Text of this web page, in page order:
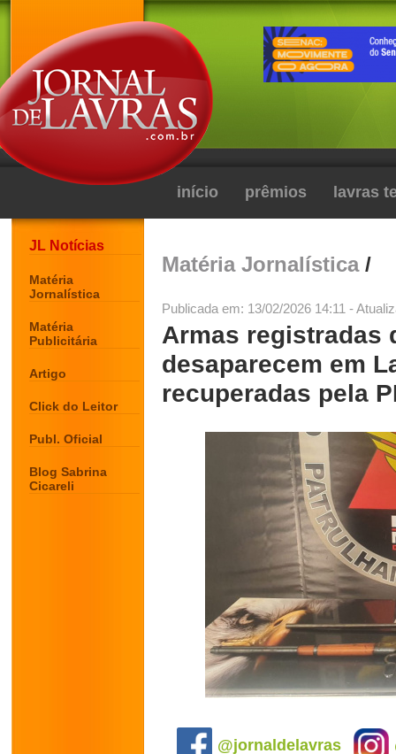
início prêmios lavras
JL Notícias
Matéria
Jornalística
Matéria
Publicitária
Artigo
Click do Leitor
Publ. Oficial
Blog Sabrina
Cicareli
Matéria Jornalística/
Publicada em: 13/02/2026 14:11 -
Armas registradas
desaparecem em
recuperadas pela
@jornaldelavras